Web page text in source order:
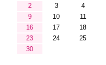
2
3 4
9
10 11
16
17 18
23
24 25
30